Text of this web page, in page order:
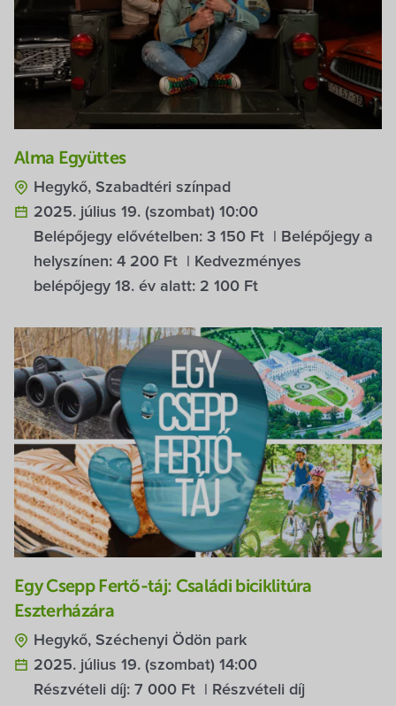
Alma Együttes
Hegykő, Szabadtéri színpad
2025. július 19. (szombat) 10:00
Belépőjegy elővételben: 3 150 Ft | Belépőjegy a
helyszínen: 4 200 Ft | Kedvezményes
belépőjegy 18. év alatt: 2 100 Ft
Egy Csepp Fertő-táj: Családi biciklitúra
Eszterházára
Hegykő, Széchenyi Ödön park
2025. július 19. (szombat) 14:00
Részvételi díj: 7 000 Ft | Részvételi díj